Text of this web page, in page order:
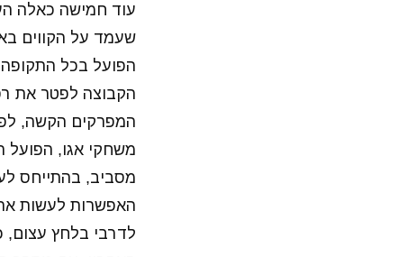
עוד חמישה כאלה
שעמד על הקווים
הפועל בכל
הקבוצה לפטר את
המפרקים הקשה,
משחקי אגו, הפועל
מסביב, בהתייחס
האפשרות לעשות את